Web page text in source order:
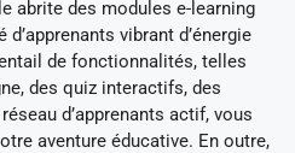
abrite des modules e-learning
vibrant d’énergie
de fonctionnalités, telles
des quiz interactifs, des
d’apprenants actif, vous
aventure éducative. En outre,